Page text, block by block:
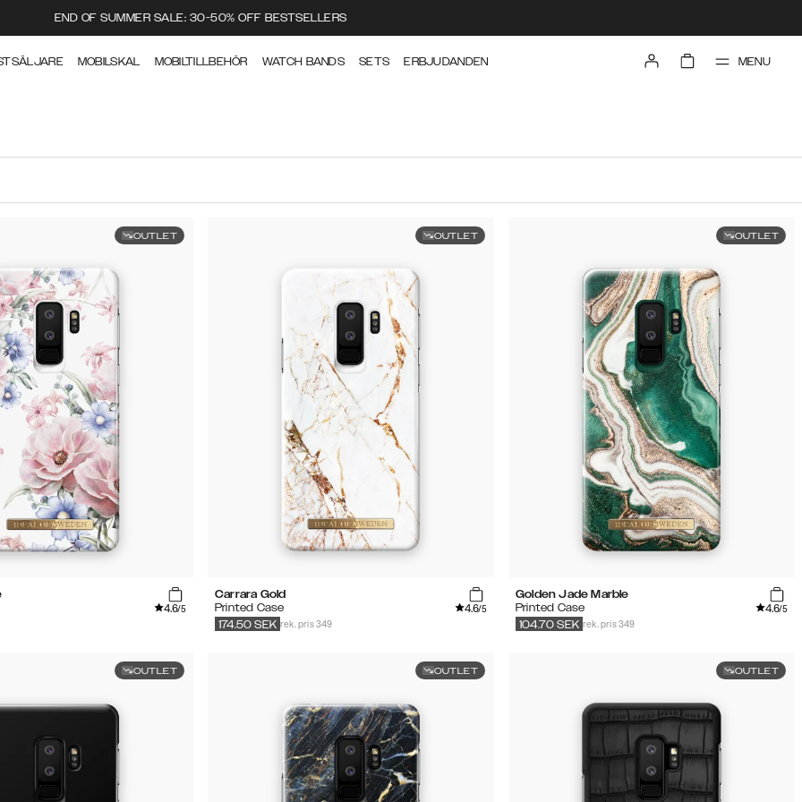
END OF SUMMER SALE: 30-50% OFF BESTSELLERS
MOBILSKAL MOBILTILLBEHÖR WATCH BANDS SETS ERBJUDANDEN MENU
OUTLET
4.6/5
OUTLET
Carrara Gold
Printed Case
4.6/5
rek. pris 349
174.50 SEK
OUTLET
Golden Jade Marble
Printed Case
4.6/5
rek. pris 349
104.70 SEK
OUTLET OUTLET OUTLET